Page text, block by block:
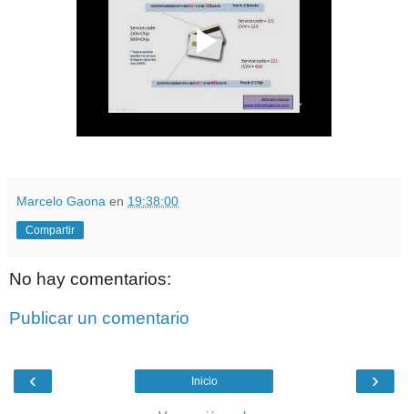
Marcelo Gaona en 19:38:00
Compartir
No hay comentarios:
Publicar un comentario
‹ ›
Inicio